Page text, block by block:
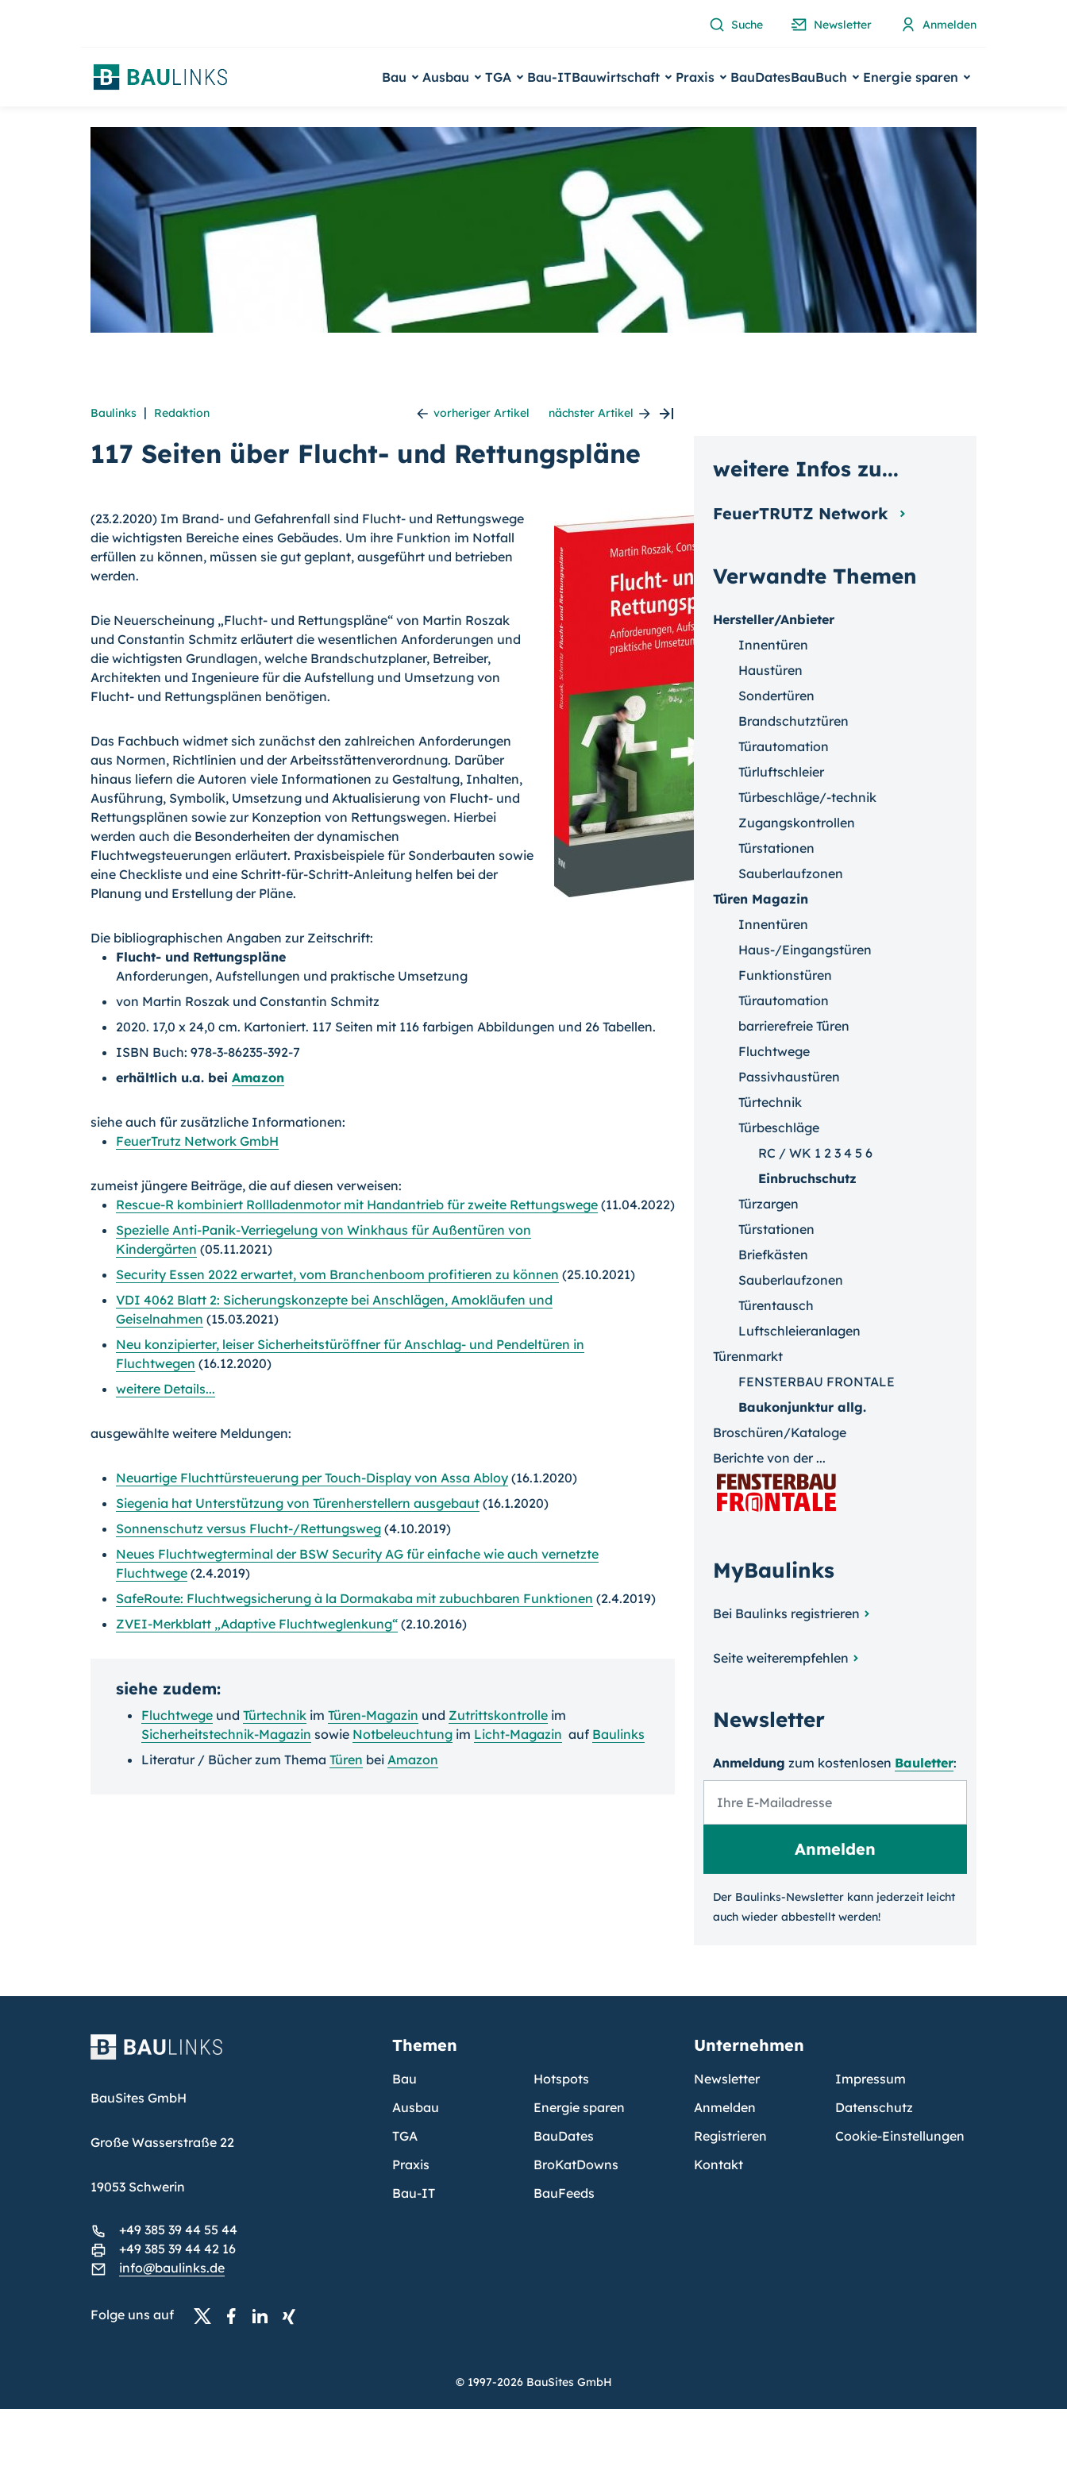
Suche Newsletter Anmelden
Bau Ausbau TGA Bau-ITBauwirtschaft Praxis BauDatesBauBuch Energie sparen
Baulinks | Redaktion vorheriger Artikel nächster Artikel
117 Seiten über Flucht- und Rettungspläne
(23.2.2020) Im Brand- und Gefahrenfall sind Flucht- und Rettungswege
die wichtigsten Bereiche eines Gebäudes. Um ihre Funktion im Notfall
erfüllen zu können, müssen sie gut geplant, ausgeführt und betrieben
werden.
Die Neuerscheinung „Flucht- und Rettungspläne“ von Martin Roszak
und Constantin Schmitz erläutert die wesentlichen Anforderungen und
die wichtigsten Grundlagen, welche Brandschutzplaner, Betreiber,
Architekten und Ingenieure für die Aufstellung und Umsetzung von
Flucht- und Rettungsplänen benötigen.
Das Fachbuch widmet sich zunächst den zahlreichen Anforderungen
aus Normen, Richtlinien und der Arbeitsstättenverordnung. Darüber
hinaus liefern die Autoren viele Informationen zu Gestaltung, Inhalten,
Ausführung, Symbolik, Umsetzung und Aktualisierung von Flucht- und
Rettungsplänen sowie zur Konzeption von Rettungswegen. Hierbei
werden auch die Besonderheiten der dynamischen
Fluchtwegsteuerungen erläutert. Praxisbeispiele für Sonderbauten sowie
eine Checkliste und eine Schritt-für-Schritt-Anleitung helfen bei der
Planung und Erstellung der Pläne.
Die bibliographischen Angaben zur Zeitschrift:
Flucht- und Rettungspläne
Anforderungen, Aufstellungen und praktische Umsetzung
von Martin Roszak und Constantin Schmitz
2020. 17,0 x 24,0 cm. Kartoniert. 117 Seiten mit 116 farbigen Abbildungen und 26 Tabellen.
ISBN Buch: 978-3-86235-392-7
erhältlich u.a. bei Amazon
siehe auch für zusätzliche Informationen:
FeuerTrutz Network GmbH
zumeist jüngere Beiträge, die auf diesen verweisen:
Rescue-R kombiniert Rollladenmotor mit Handantrieb für zweite Rettungswege (11.04.2022)
Spezielle Anti-Panik-Verriegelung von Winkhaus für Außentüren von
Kindergärten (05.11.2021)
Security Essen 2022 erwartet, vom Branchenboom profitieren zu können (25.10.2021)
VDI 4062 Blatt 2: Sicherungskonzepte bei Anschlägen, Amokläufen und
Geiselnahmen (15.03.2021)
Neu konzipierter, leiser Sicherheitstüröffner für Anschlag- und Pendeltüren in
Fluchtwegen (16.12.2020)
weitere Details...
ausgewählte weitere Meldungen:
Neuartige Fluchttürsteuerung per Touch-Display von Assa Abloy (16.1.2020)
Siegenia hat Unterstützung von Türenherstellern ausgebaut (16.1.2020)
Sonnenschutz versus Flucht-/Rettungsweg (4.10.2019)
Neues Fluchtwegterminal der BSW Security AG für einfache wie auch vernetzte
Fluchtwege (2.4.2019)
SafeRoute: Fluchtwegsicherung à la Dormakaba mit zubuchbaren Funktionen (2.4.2019)
ZVEI-Merkblatt „Adaptive Fluchtweglenkung“ (2.10.2016)
siehe zudem:
Fluchtwege und Türtechnik im Türen-Magazin und Zutrittskontrolle im
Sicherheitstechnik-Magazin sowie Notbeleuchtung im Licht-Magazin auf Baulinks
Literatur / Bücher zum Thema Türen bei Amazon
Verwandte Themen
Hersteller/Anbieter
Innentüren
Haustüren
Sondertüren
Brandschutztüren
Türautomation
Türluftschleier
Türbeschläge/-technik
Zugangskontrollen
Türstationen
Sauberlaufzonen
Türen Magazin
Innentüren
Haus-/Eingangstüren
Funktionstüren
Türautomation
barrierefreie Türen
Fluchtwege
Passivhaustüren
Türtechnik
Türbeschläge
RC / WK 1 2 3 4 5 6
Einbruchschutz
Türzargen
Türstationen
Briefkästen
Sauberlaufzonen
Türentausch
Luftschleieranlagen
Türenmarkt
FENSTERBAU FRONTALE
Baukonjunktur allg.
Broschüren/Kataloge
Berichte von der ...
MyBaulinks
Bei Baulinks registrieren
Seite weiterempfehlen
Newsletter
Anmeldung zum kosten­losen Bauletter:
Der Baulinks-Newsletter kann jeder­zeit leicht
auch wieder ab­bestellt werden!
weitere Infos zu...
FeuerTRUTZ Network
BauSites GmbH
Große Wasserstraße 22
19053 Schwerin
+49 385 39 44 55 44
+49 385 39 44 42 16
info@baulinks.de
Folge uns auf
Themen
Bau
Ausbau
TGA
Praxis
Bau-IT
Hotspots
Energie sparen
BauDates
BroKatDowns
BauFeeds
Unternehmen
Newsletter
Anmelden
Registrieren
Kontakt
Impressum
Datenschutz
Cookie-Einstellungen
© 1997-2026 BauSites GmbH